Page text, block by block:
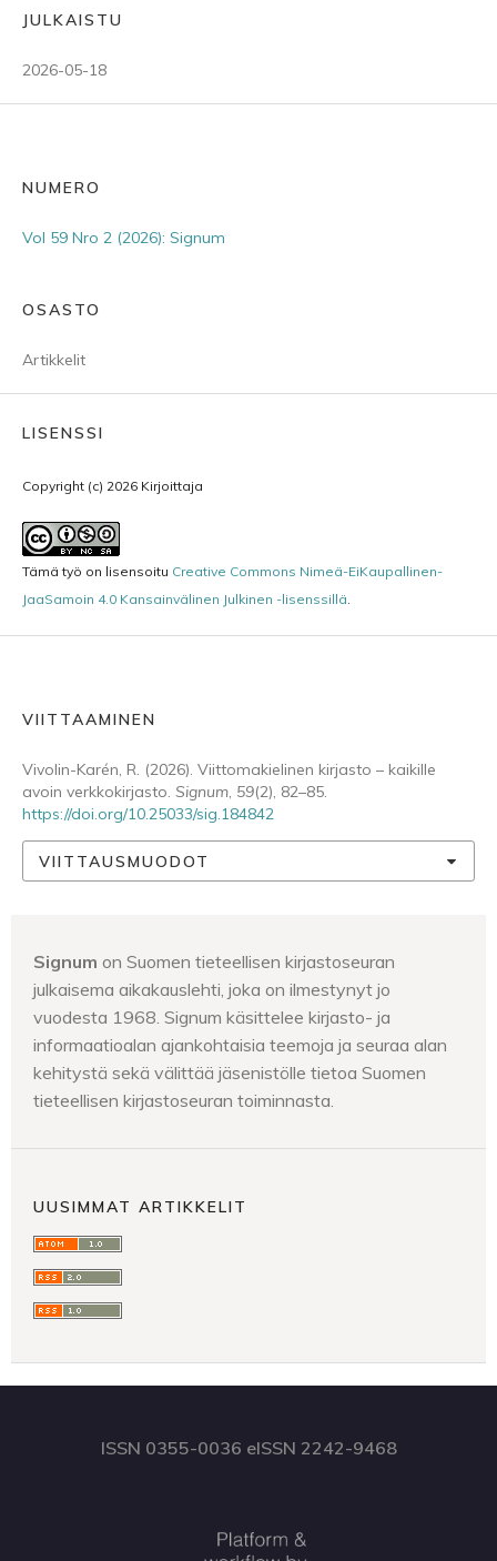
JULKAISTU
2026-05-18
NUMERO
Vol 59 Nro 2 (2026): Signum
OSASTO
Artikkelit
LISENSSI
Copyright (c) 2026 Kirjoittaja
Tämä työ on lisensoitu Creative Commons Nimeä-EiKaupallinen-
JaaSamoin 4.0 Kansainvälinen Julkinen -lisenssillä.
VIITTAAMINEN
Vivolin-Karén, R. (2026). Viittomakielinen kirjasto – kaikille
avoin verkkokirjasto. Signum, 59(2), 82–85.
https://doi.org/10.25033/sig.184842
VIITTAUSMUODOT
Signum on Suomen tieteellisen kirjastoseuran
julkaisema aikakauslehti, joka on ilmestynyt jo
vuodesta 1968. Signum käsittelee kirjasto- ja
informaatioalan ajankohtaisia teemoja ja seuraa alan
kehitystä sekä välittää jäsenistölle tietoa Suomen
tieteellisen kirjastoseuran toiminnasta.
UUSIMMAT ARTIKKELIT
ISSN 0355-0036 eISSN 2242-9468